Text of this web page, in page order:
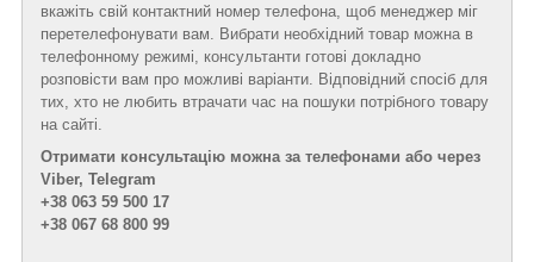
вкажіть свій контактний номер телефона, щоб менеджер міг
перетелефонувати вам. Вибрати необхідний товар можна в
телефонному режимі, консультанти готові докладно
розповісти вам про можливі варіанти. Відповідний спосіб для
тих, хто не любить втрачати час на пошуки потрібного товару
на сайті.
Отримати консультацію можна за телефонами або через
Viber, Telegram
+38 063 59 500 17
+38 067 68 800 99